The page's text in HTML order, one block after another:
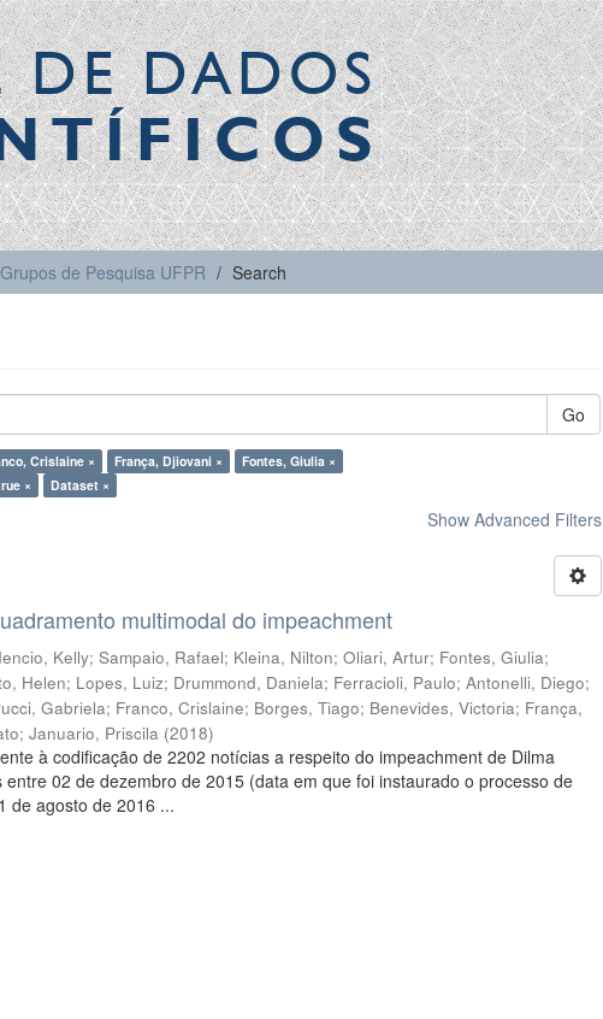
DE DADOS
Grupos de Pesquisa UFPR Search
Go
Crislaine × França, Djiovani ×
Fontes, Giulia ×
× Dataset ×
Show Advanced Filters
multimodal do impeachment
Kelly;Sampaio, Rafael; Kleina, Nilton;Oliari, Artur; Fontes, Giulia;
Helen; Lopes, Luiz; Drummond, Daniela; Ferracioli, Paulo;Antonelli, Diego;
Gabriela; Franco, Crislaine; Borges, Tiago; Benevides, Victoria; França,
;Januario, Priscila (2018)
à codificação de 2202 notícias a respeito do impeachment de Dilma
entre 02 de dezembro de 2015 (data em que foi instaurado o processo de
de agosto de 2016 ...